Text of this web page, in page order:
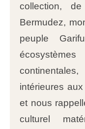
collection,
Bermudez,
peuple
intérieures
et nous
culturel